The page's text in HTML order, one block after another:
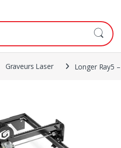
Graveurs Laser Longer Ray5